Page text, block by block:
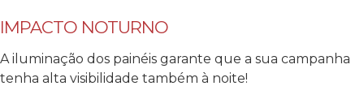
IMPACTO NOTURNO
A iluminação dos painéis garante que a sua campanha
tenha alta visibilidade também à noite!